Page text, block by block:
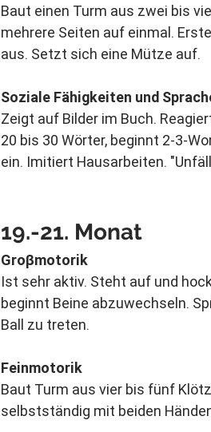
Baut einen Turm aus zwei bis
mehrere Seiten auf einmal.
aus. Setzt sich eine Mütze auf.
Soziale Fähigkeiten und
Zeigt auf Bilder im Buch.
20 bis 30 Wörter, beginnt 2-3-
ein. Imitiert Hausarbeiten.
19.-21. Monat
Groβmotorik
Ist sehr aktiv. Steht auf und
beginnt Beine abzuwechseln.
Ball zu treten.
Feinmotorik
Baut Turm aus vier bis fünf
selbstständig mit beiden